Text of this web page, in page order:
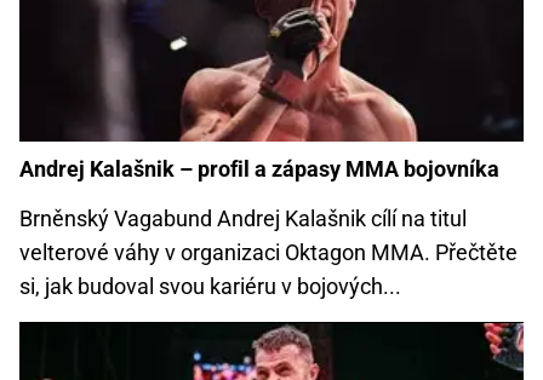
Andrej Kalašnik – profil a zápasy MMA bojovníka
Brněnský Vagabund Andrej Kalašnik cílí na titul
velterové váhy v organizaci Oktagon MMA. Přečtěte
si, jak budoval svou kariéru v bojových...